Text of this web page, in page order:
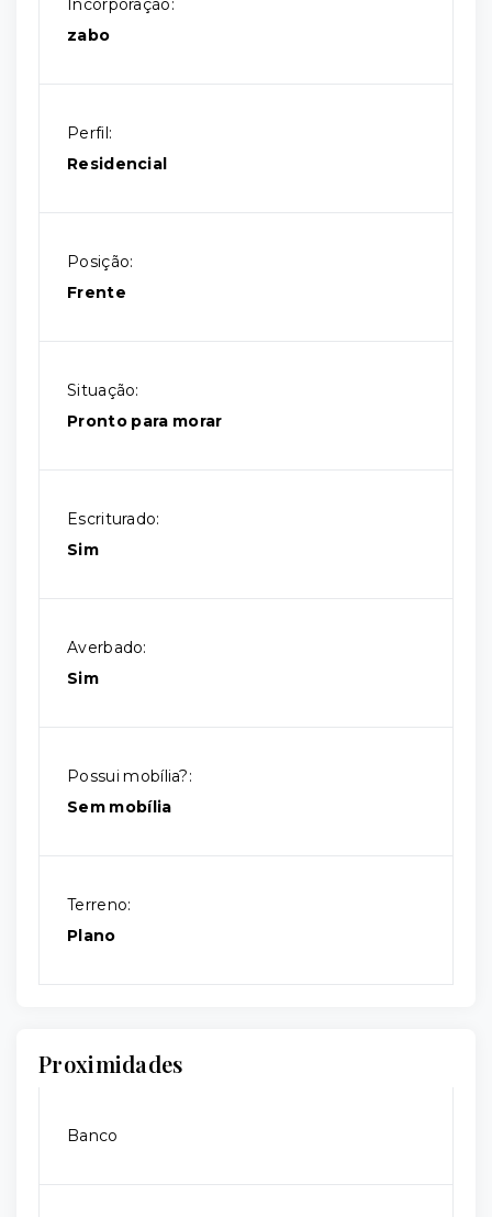
Incorporação:
zabo
Perfil:
Residencial
Posição:
Frente
Situação:
Pronto para morar
Escriturado:
Sim
Averbado:
Sim
Possui mobília?:
Sem mobília
Terreno:
Plano
Proximidades
Banco